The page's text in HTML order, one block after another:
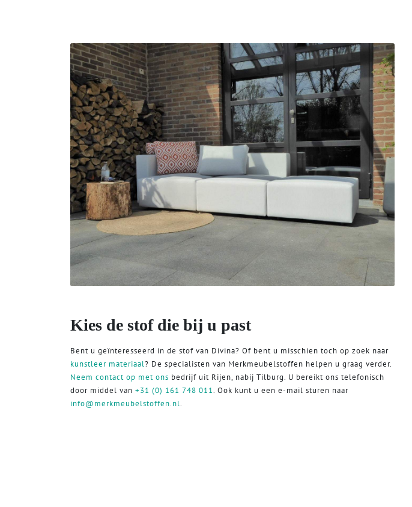
Kies de stof die bij u past
Bent u geïnteresseerd in de stof van Divina? Of bent u misschien toch op zoek naar
kunstleer materiaal? De specialisten van Merkmeubelstoffen helpen u graag verder.
Neem contact op met ons bedrijf uit Rijen, nabij Tilburg. U bereikt ons telefonisch
door middel van +31 (0) 161 748 011. Ook kunt u een e-mail sturen naar
info@merkmeubelstoffen.nl.